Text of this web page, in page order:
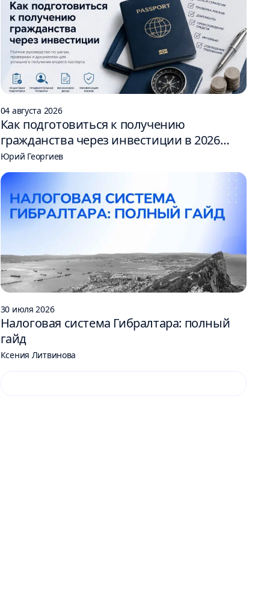
04 августа 2026
Как подготовиться к получению
гражданства через инвестиции в 2026
году: 6 шагов
Юрий Георгиев
30 июля 2026
Налоговая система Гибралтара: полный
гайд
Ксения Литвинова